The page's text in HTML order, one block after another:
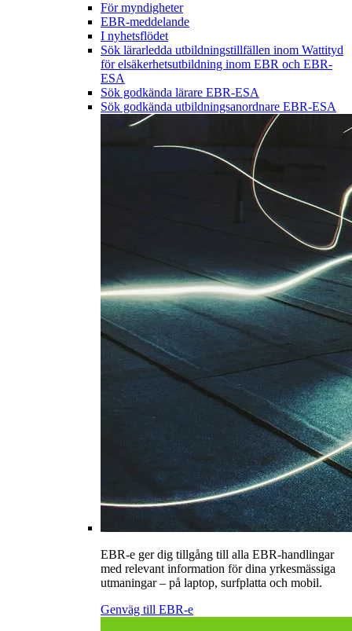
För myndigheter
EBR-meddelande
I nyhetsflödet
Sök lärarledda utbildningstillfällen inom Wattityd
för elsäkerhetsutbildning inom EBR och EBR-
ESA
Sök godkända lärare EBR-ESA
Sök godkända utbildningsanordnare EBR-ESA
EBR-e ger dig tillgång till alla EBR-handlingar
med relevant information för dina yrkesmässiga
utmaningar – på laptop, surfplatta och mobil.
Genväg till EBR-e